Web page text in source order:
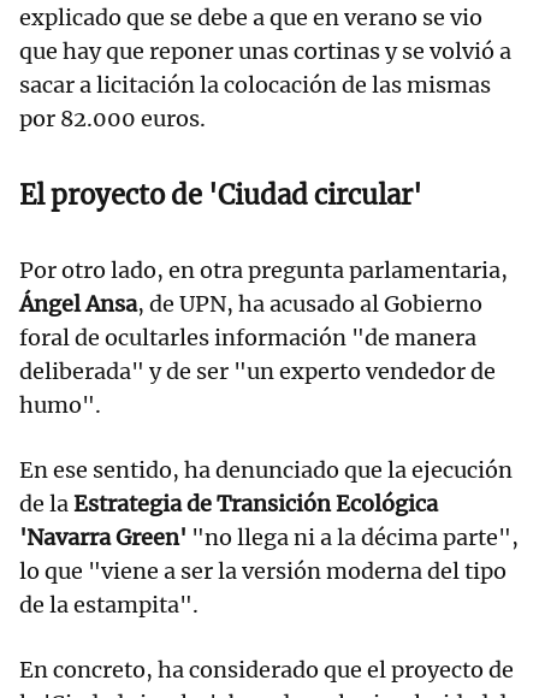
explicado que se debe a que en verano se vio
que hay que reponer unas cortinas y se volvió a
sacar a licitación la colocación de las mismas
por 82.000 euros.
El proyecto de 'Ciudad circular'
Por otro lado, en otra pregunta parlamentaria,
Ángel Ansa, de UPN, ha acusado al Gobierno
foral de ocultarles información "de manera
deliberada" y de ser "un experto vendedor de
humo".
En ese sentido, ha denunciado que la ejecución
de laEstrategia de Transición Ecológica
'Navarra Green' "no llega ni a la décima parte",
lo que "viene a ser la versión moderna del tipo
de la estampita".
En concreto, ha considerado que el proyecto de